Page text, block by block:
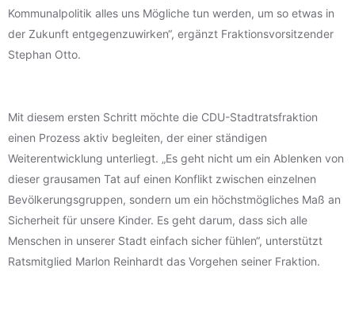
Kommunalpolitik alles uns Mögliche tun werden, um so etwas in
der Zukunft entgegenzuwirken“, ergänzt Fraktionsvorsitzender
Stephan Otto.
Mit diesem ersten Schritt möchte die CDU-Stadtratsfraktion
einen Prozess aktiv begleiten, der einer ständigen
Weiterentwicklung unterliegt. „Es geht nicht um ein Ablenken von
dieser grausamen Tat auf einen Konflikt zwischen einzelnen
Bevölkerungsgruppen, sondern um ein höchstmögliches Maß an
Sicherheit für unsere Kinder. Es geht darum, dass sich alle
Menschen in unserer Stadt einfach sicher fühlen“, unterstützt
Ratsmitglied Marlon Reinhardt das Vorgehen seiner Fraktion.